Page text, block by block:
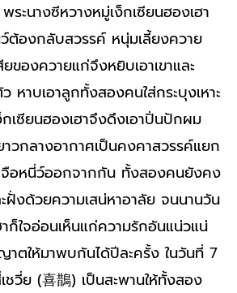
ระนางซีหวางหมู่เง็กเซียนฮองเฮา
ต้องกลับสวรรค์ หนุ่มเลี้ยงควาย
องควายแก่จึงหยิบเอาเขาและ
หาบเอาลูกทั้งสองคนใส่กระบุงเหาะ
กเซียนฮองเฮาจึงดึงเอาปิ่นปักผม
วกลางอากาศเป็นคงคาสวรรค์แยก
อหนี่ว์ออกจากกัน ทั้งสองคนยังคง
ฝั่งด้วยความเสน่หาอาลัย จนนานวัน
าก็ใจอ่อนเห็นแก่ความรักอันแน่วแน่
ตให้มาพบกันได้ปีละครั้ง ในวันที่ 7
ชวี่ย (喜鵲) เป็นสะพานให้ทั้งสอง